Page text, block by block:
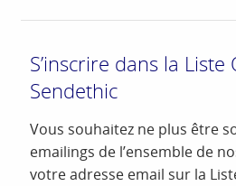
S’inscrire dans la Liste
Sendethic
Vous souhaitez ne plus être
emailings de l’ensemble de
votre adresse email sur la